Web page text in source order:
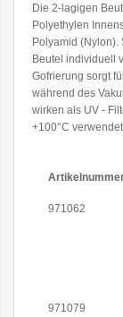
Die 2-lagigen
Polyethylen
Polyamid (Nylon).
Beutel individuell
Gofrierung sorgt
während des
wirken als UV -
+100°C
971062
971079